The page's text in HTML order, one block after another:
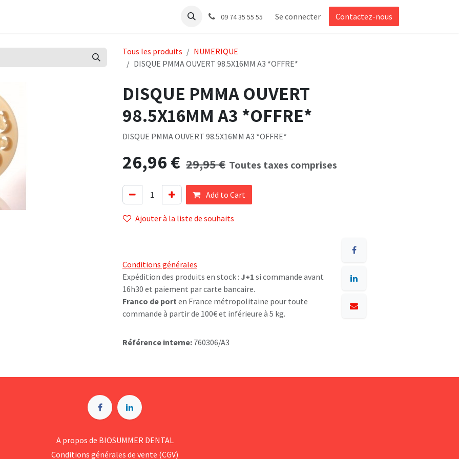
Support09 74 35 55 55 Se connecter Contactez-nous
Tous les produits
NUMERIQUE
DISQUE PMMA OUVERT 98.5X16MM A3 *OFFRE*
DISQUE PMMA OUVERT
98.5X16MM A3 *OFFRE*
DISQUE PMMA OUVERT 98.5X16MM A3 *OFFRE*
26,96€ 29,95€ Toutes taxes comprises
Add to Cart
Ajouter à la liste de souhaits
Conditions générales
Expédition des produits en stock : J+1 si commande avant
16h30 et paiement par carte bancaire.
Franco de port en France métropolitaine pour toute
commande à partir de 100€ et inférieure à 5 kg.
Référence interne: 760306/A3
A p​ropos de BIOSUMMER DENTAL
Conditions générales d​e vente (CGV)